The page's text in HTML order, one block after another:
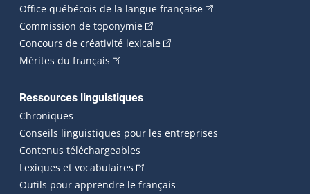
Office québécois de la langue française(Cet hyperlien
Commission de toponymie(Cet hyperlien externe s'ouvrira
Concours de créativité lexicale(Cet hyperlien externe
Mérites du français (Cet hyperlien externe s'ouvrira dans une
Ressources linguistiques
Chroniques
Conseils linguistiques pour les entreprises
Contenus téléchargeables
Lexiques et vocabulaires (Cet hyperlien externe s'ouvrira
Outils pour apprendre le français